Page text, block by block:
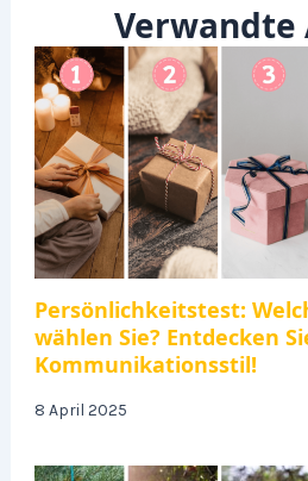
Persönlichkeitstest:
wählen Sie? Entdecken
Kommunikationsstil!
8 April 2025